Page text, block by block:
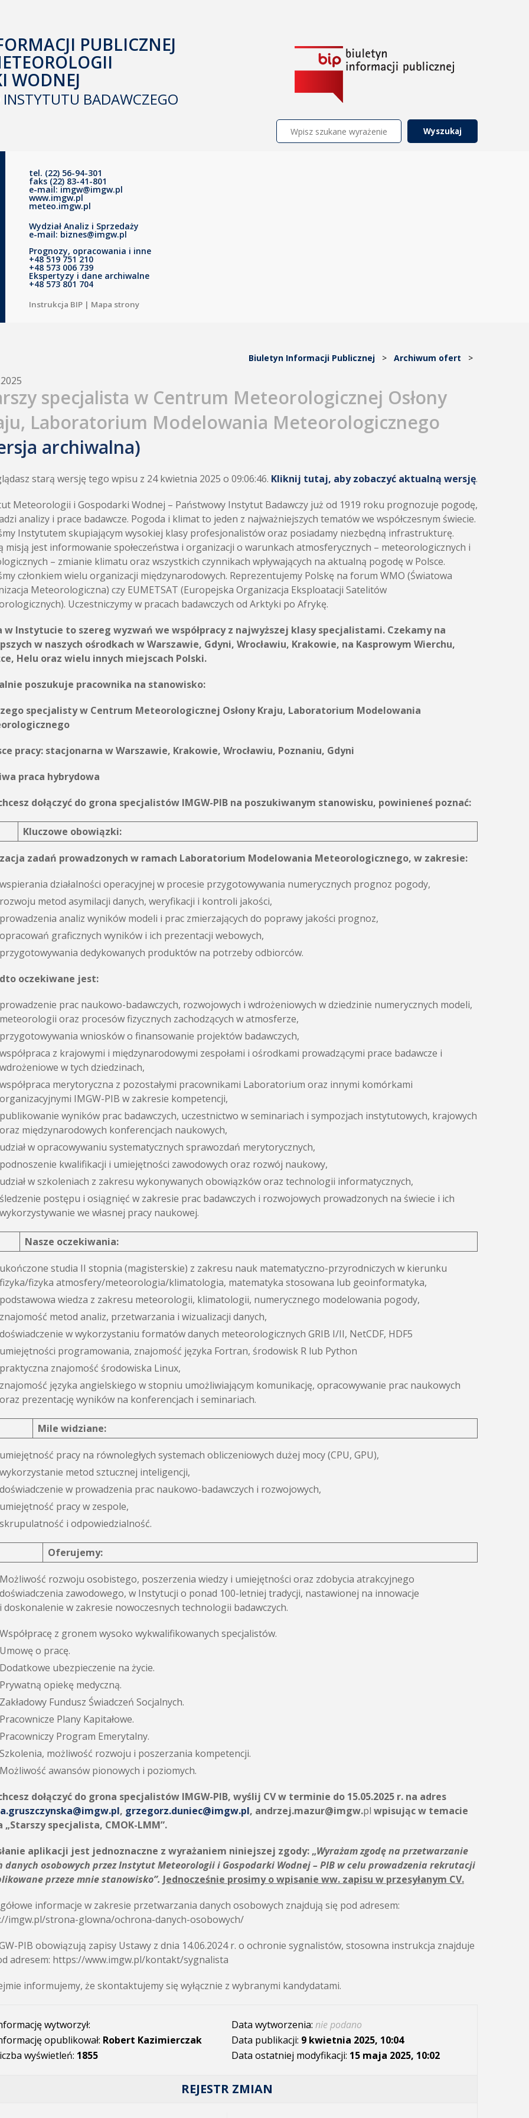
PUBLICZNEJ
WODNEJ
BADAWCZEGO
Szukaj:
tel. (22) 56-94-301
faks (22) 83-41-801
e-mail: imgw@imgw.pl
www.imgw.pl
meteo.imgw.pl
Wydział Analiz i Sprzedaży
e-mail: biznes@imgw.pl
Prognozy, opracowania i inne
+48 519 751 210
+48 573 006 739
Ekspertyzy i dane archiwalne
+48 573 801 704
Instrukcja BIP | Mapa strony
Biuletyn Informacji Publicznej > Archiwum ofert >
specjalista w Centrum Meteorologicznej Osłony
Laboratorium Modelowania Meteorologicznego
archiwalna)
starą wersję tego wpisu z 24 kwietnia 2025 o 09:06:46. Kliknij tutaj, aby zobaczyć aktualną wersję.
Meteorologii i Gospodarki Wodnej – Państwowy Instytut Badawczy już od 1919 roku prognozuje pogodę,
analizy i prace badawcze. Pogoda i klimat to jeden z najważniejszych tematów we współczesnym świecie.
Instytutem skupiającym wysokiej klasy profesjonalistów oraz posiadamy niezbędną infrastrukturę.
misją jest informowanie społeczeństwa i organizacji o warunkach atmosferycznych – meteorologicznych i
– zmianie klimatu oraz wszystkich czynnikach wpływających na aktualną pogodę w Polsce.
członkiem wielu organizacji międzynarodowych. Reprezentujemy Polskę na forum WMO (Światowa
Meteorologiczna) czy EUMETSAT (Europejska Organizacja Eksploatacji Satelitów
Uczestniczymy w pracach badawczych od Arktyki po Afrykę.
w Instytucie to szereg wyzwań we współpracy z najwyższej klasy specjalistami. Czekamy na
w naszych ośrodkach w Warszawie, Gdyni, Wrocławiu, Krakowie, na Kasprowym Wierchu,
Helu oraz wielu innych miejscach Polski.
poszukuje pracownika na stanowisko:
specjalisty w Centrum Meteorologicznej Osłony Kraju, Laboratorium Modelowania
pracy: stacjonarna w Warszawie, Krakowie, Wrocławiu, Poznaniu, Gdyni
praca hybrydowa
dołączyć do grona specjalistów IMGW-PIB na poszukiwanym stanowisku, powinieneś poznać:
Kluczowe obowiązki:
zadań prowadzonych w ramach Laboratorium Modelowania Meteorologicznego, w zakresie:
wspierania działalności operacyjnej w procesie przygotowywania numerycznych prognoz pogody,
rozwoju metod asymilacji danych, weryfikacji i kontroli jakości,
prowadzenia analiz wyników modeli i prac zmierzających do poprawy jakości prognoz,
opracowań graficznych wyników i ich prezentacji webowych,
przygotowywania dedykowanych produktów na potrzeby odbiorców.
oczekiwane jest:
prowadzenie prac naukowo-badawczych, rozwojowych i wdrożeniowych w dziedzinie numerycznych modeli,
meteorologii oraz procesów fizycznych zachodzących w atmosferze,
przygotowywania wniosków o finansowanie projektów badawczych,
współpraca z krajowymi i międzynarodowymi zespołami i ośrodkami prowadzącymi prace badawcze i
wdrożeniowe w tych dziedzinach,
współpraca merytoryczna z pozostałymi pracownikami Laboratorium oraz innymi komórkami
organizacyjnymi IMGW-PIB w zakresie kompetencji,
publikowanie wyników prac badawczych, uczestnictwo w seminariach i sympozjach instytutowych, krajowych
oraz międzynarodowych konferencjach naukowych,
udział w opracowywaniu systematycznych sprawozdań merytorycznych,
podnoszenie kwalifikacji i umiejętności zawodowych oraz rozwój naukowy,
udział w szkoleniach z zakresu wykonywanych obowiązków oraz technologii informatycznych,
śledzenie postępu i osiągnięć w zakresie prac badawczych i rozwojowych prowadzonych na świecie i ich
wykorzystywanie we własnej pracy naukowej.
Nasze oczekiwania:
ukończone studia II stopnia (magisterskie) z zakresu nauk matematyczno-przyrodniczych w kierunku
fizyka/fizyka atmosfery/meteorologia/klimatologia, matematyka stosowana lub geoinformatyka,
podstawowa wiedza z zakresu meteorologii, klimatologii, numerycznego modelowania pogody,
znajomość metod analiz, przetwarzania i wizualizacji danych,
doświadczenie w wykorzystaniu formatów danych meteorologicznych GRIB I/II, NetCDF, HDF5
umiejętności programowania, znajomość języka Fortran, środowisk R lub Python
praktyczna znajomość środowiska Linux,
znajomość języka angielskiego w stopniu umożliwiającym komunikację, opracowywanie prac naukowych
oraz prezentację wyników na konferencjach i seminariach.
Mile widziane:
umiejętność pracy na równoległych systemach obliczeniowych dużej mocy (CPU, GPU),
wykorzystanie metod sztucznej inteligencji,
doświadczenie w prowadzenia prac naukowo-badawczych i rozwojowych,
umiejętność pracy w zespole,
skrupulatność i odpowiedzialność.
Oferujemy:
Możliwość rozwoju osobistego, poszerzenia wiedzy i umiejętności oraz zdobycia atrakcyjnego
doświadczenia zawodowego, w Instytucji o ponad 100-letniej tradycji, nastawionej na innowacje
i doskonalenie w zakresie nowoczesnych technologii badawczych.
Współpracę z gronem wysoko wykwalifikowanych specjalistów.
Umowę o pracę.
Dodatkowe ubezpieczenie na życie.
Prywatną opiekę medyczną.
Zakładowy Fundusz Świadczeń Socjalnych.
Pracownicze Plany Kapitałowe.
Pracowniczy Program Emerytalny.
Szkolenia, możliwość rozwoju i poszerzania kompetencji.
Możliwość awansów pionowych i poziomych.
dołączyć do grona specjalistów IMGW-PIB, wyślij CV w terminie do 15.05.2025 r. na adres
, grzegorz.duniec@imgw.pl, andrzej.mazur@imgw.pl wpisując w temacie
„Starszy specjalista, CMOK-LMM”.
aplikacji jest jednoznaczne z wyrażaniem niniejszej zgody: „Wyrażam zgodę na przetwarzanie
danych osobowych przez Instytut Meteorologii i Gospodarki Wodnej – PIB w celu prowadzenia rekrutacji
przeze mnie stanowisko”. Jednocześnie prosimy o wpisanie ww. zapisu w przesyłanym CV.
informacje w zakresie przetwarzania danych osobowych znajdują się pod adresem:
imgw.pl/strona-glowna/ochrona-danych-osobowych/
PIB obowiązują zapisy Ustawy z dnia 14.06.2024 r. o ochronie sygnalistów, stosowna instrukcja znajduje
adresem: https://www.imgw.pl/kontakt/sygnalista
informujemy, że skontaktujemy się wyłącznie z wybranymi kandydatami.
wytworzył:
opublikował: Robert Kazimierczak
wyświetleń: 1855
Data wytworzenia: nie podano
Data publikacji: 9 kwietnia 2025, 10:04
Data ostatniej modyfikacji: 15 maja 2025, 10:02
REJESTR ZMIAN